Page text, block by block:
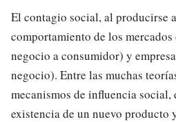
El contagio social, al producirse
comportamiento de los
negocio a consumidor) y
negocio). Entre las muchas
mecanismos de influencia
existencia de un nuevo producto